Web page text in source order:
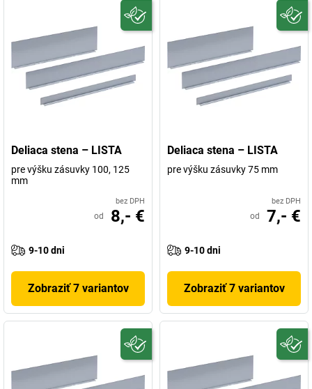
Deliaca stena – LISTA
pre výšku zásuvky 100, 125
mm
bez DPH
od 8,- €
9-10 dni
Zobraziť 7 variantov
Deliaca stena – LISTA
pre výšku zásuvky 75 mm
bez DPH
od 7,- €
9-10 dni
Zobraziť 7 variantov